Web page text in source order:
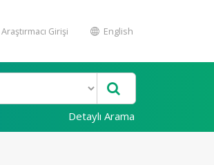
Araştırmacı Girişi English
Detaylı Arama